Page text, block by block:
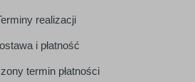
realizacji
i płatność
termin płatności